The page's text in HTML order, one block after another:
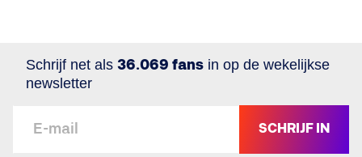
Schrijf net als 36.069 fans in op de wekelijkse
newsletter
SCHRIJF IN